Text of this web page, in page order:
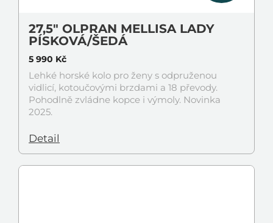
27,5" OLPRAN MELLISA LADY
PÍSKOVÁ/ŠEDÁ
5 990 Kč
Detail
Lehké horské kolo pro ženy s odpruženou
vidlicí, kotoučovými brzdami a 18 převody.
Pohodlně zvládne kopce i výmoly. Novinka
2025.